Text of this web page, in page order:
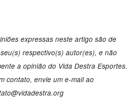
expressas neste artigo são de
respectivo(s) autor(es), e não
a opinião do Vida Destra Esportes.
contato, envie um e-mail ao